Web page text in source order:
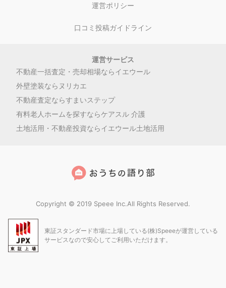
運営ポリシー
口コミ投稿ガイドライン
運営サービス
不動産一括査定・売却相場ならイエウール
外壁塗装ならヌリカエ
不動産査定ならすまいステップ
有料老人ホームを探すならケアスル 介護
土地活用・不動産投資ならイエウール土地活用
Copyright © 2019 Speee Inc.All Rights Reserved.
東証スタンダード市場に上場している(株)Speeeが運営している
サービスなので安心してご利用いただけます。